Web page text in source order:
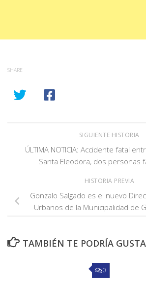
SHARE
SIGUIENTE HISTORIA
ÚLTIMA NOTICIA: Accidente fatal
Santa Eleodora, dos personas
HISTORIA PREVIA
Gonzalo Salgado es el nuevo
Urbanos de la Municipalidad de
TAMBIÉN TE PODRÍA
0